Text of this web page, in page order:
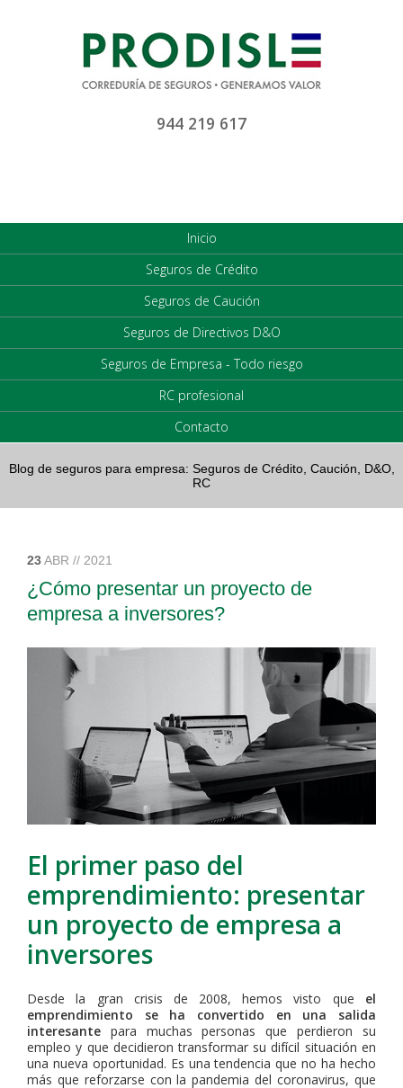
944 219 617
Inicio
Seguros de Crédito
Seguros de Caución
Seguros de Directivos D&O
Seguros de Empresa - Todo riesgo
RC profesional
Contacto
Blog de seguros para empresa: Seguros de Crédito, Caución, D&O,
RC
23 ABR // 2021
¿Cómo presentar un proyecto de
empresa a inversores?
El primer paso del
emprendimiento: presentar
un proyecto de empresa a
inversores
Desde la gran crisis de 2008, hemos visto que el
emprendimiento se ha convertido en una salida
interesante para muchas personas que perdieron su
empleo y que decidieron transformar su difícil situación en
una nueva oportunidad. Es una tendencia que no ha hecho
más que reforzarse con la pandemia del coronavirus, que